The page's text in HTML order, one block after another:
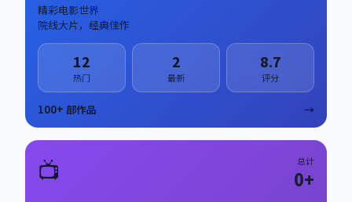
精彩电影世界
院线大片，经典佳作
12
热门
2
最新
8.7
评分
100+ 部作品 →
📺 总计
0+